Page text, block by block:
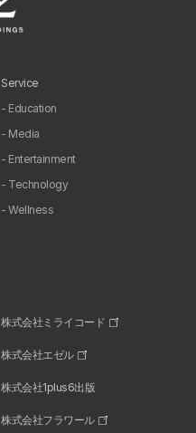
Service
- Education
- Media
- Entertainment
- Technology
- Wellness
株式会社ミライコード
株式会社エゼル
株式会社1plus6出版
株式会社フラワール